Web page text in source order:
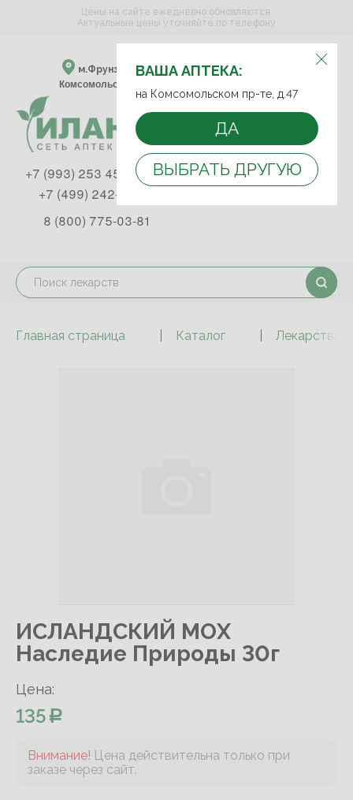
ВЫБЕРИТЕ АПТЕКУ:
м.Фрунзенская м.Спортивная
Комсомольский пр-т, д. 47
ВАША АПТЕКА:
на Комсомольском пр-те, д.47
ДА
ВЫБРАТЬ ДРУГУЮ
Цены на сайте ежедневно обновляются.
Актуальные цены уточняйте по телефону
+7 (993) 253 45 93
+7 (499) 242-90-85
8 (800) 775-03-81
Главная страница Каталог
ИСЛАНДСКИЙ МОХ
Наследие Природы 30г
Цена:
135
Внимание! Цена действительна только при
заказе через сайт.